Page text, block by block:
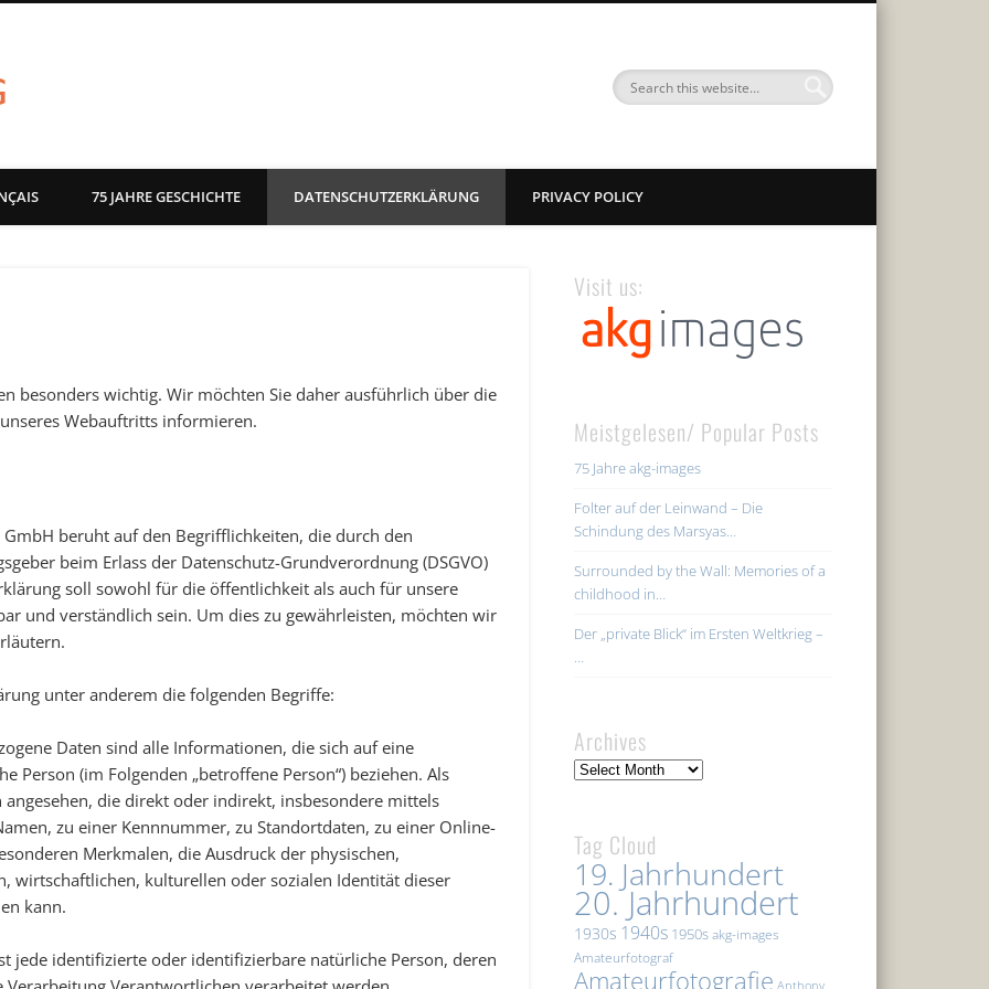
75 JAHRE GESCHICHTE DATENSCHUTZERKLÄRUNG PRIVACY POLICY
besonders wichtig. Wir möchten Sie daher ausführlich über die
Webauftritts informieren.
beruht auf den Begrifflichkeiten, die durch den
beim Erlass der Datenschutz-Grundverordnung (DSGVO)
soll sowohl für die öffentlichkeit als auch für unsere
und verständlich sein. Um dies zu gewährleisten, möchten wir
unter anderem die folgenden Begriffe:
Daten sind alle Informationen, die sich auf eine
(im Folgenden „betroffene Person“) beziehen. Als
die direkt oder indirekt, insbesondere mittels
zu einer Kennnummer, zu Standortdaten, zu einer Online-
Merkmalen, die Ausdruck der physischen,
wirtschaftlichen, kulturellen oder sozialen Identität dieser
kann.
jede identifizierte oder identifizierbare natürliche Person, deren
Visit us:
Meistgelesen/ Popular Posts
75 Jahre akg-images
Folter auf der Leinwand – Die
Schindung des Marsyas…
Surrounded by the Wall: Memories of a
childhood in…
Der „private Blick“ im Ersten Weltkrieg –
…
Archives
Archives
Tag Cloud
19. Jahrhundert
20. Jahrhundert
1930s 1940s 1950s akg-images
Amateurfotograf
Amateurfotografie